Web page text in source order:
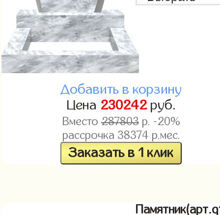
Добавить в корзину
Цена 230242руб.
Вместо287803р. -20%
рассрочка 38374 р.мес.
Заказать в 1 клик